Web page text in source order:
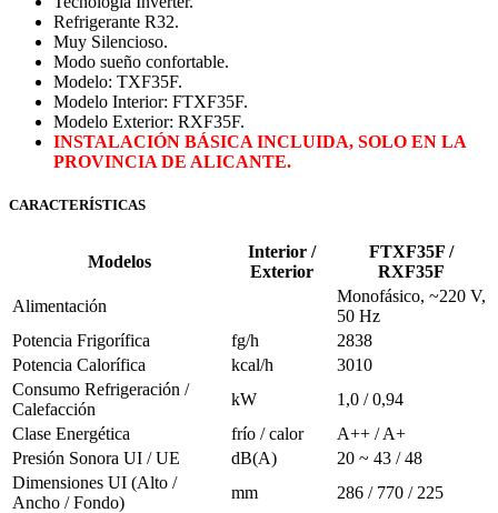
Refrigerante R32.
Muy Silencioso.
Modo sueño confortable.
Modelo: TXF35F.
Modelo Interior: FTXF35F.
Modelo Exterior: RXF35F.
INSTALACIÓN BÁSICA INCLUIDA, SOLO EN LA
PROVINCIA DE ALICANTE.
CARACTERÍSTICAS
Modelos
Interior /
Exterior
FTXF35F /
RXF35F
Alimentación
Monofásico, ~220 V,
50 Hz
Potencia Frigorífica
fg/h
2838
Potencia Calorífica
kcal/h
3010
Consumo Refrigeración /
Calefacción
kW
1,0 / 0,94
Clase Energética
frío / calor
A++ / A+
Presión Sonora UI / UE
dB(A)
20 ~ 43 / 48
Dimensiones UI (Alto /
Ancho / Fondo)
mm
286 / 770 / 225